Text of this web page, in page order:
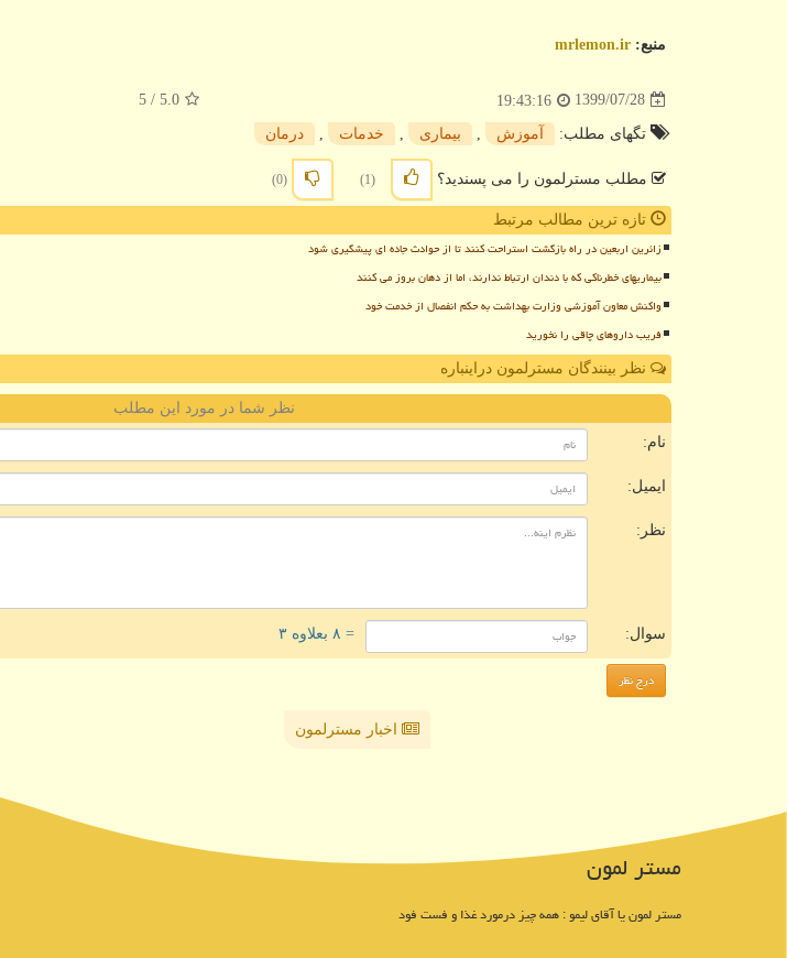
منبع: mrlemon.ir
1399/07/28
19:43:16
5.0
/ 5
تگهای مطلب: آموزش بیماری خدمات درمان
مطلب مسترلمون را می پسندید؟ (1)
(0)
تازه ترین مطالب مرتبط
زائرین اربعین در راه بازگشت استراحت کنند تا از حوادث جاده ای پیشگیری شود
بیماریهای خطرناکی که با دندان ارتباط ندارند، اما از دهان بروز می کنند
واکنش معاون آموزشی وزارت بهداشت به حکم انفصال از خدمت خود
فریب داروهای چاقی را نخورید
نظر بینندگان مسترلمون دراینباره
نظر شما در مورد این مطلب
نام:
ایمیل:
نظر:
سوال: = ۸ بعلاوه ۳
اخبار مسترلمون
مستر لمون
مستر لمون یا آقای لیمو : همه چیز درمورد غذا و فست فود